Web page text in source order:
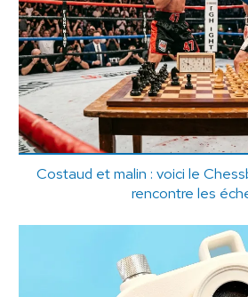
Costaud et malin : voici le
rencontre les